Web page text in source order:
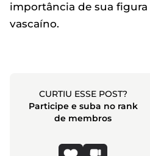
importância de sua
vascaíno.
CURTIU ESSE POST?
Participe e suba no rank
de membros